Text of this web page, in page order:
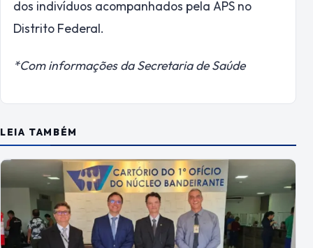
dos indivíduos acompanhados pela APS no
Distrito Federal.
*Com informações da Secretaria de Saúde
LEIA TAMBÉM